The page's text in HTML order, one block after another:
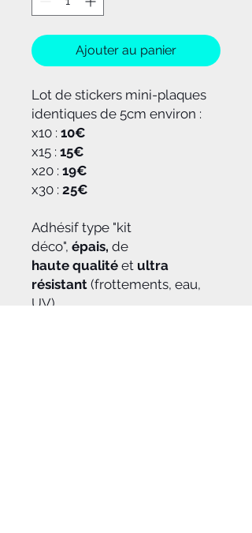
Ajouter au panier
Lot de stickers mini-plaques
identiques de 5cm environ :
x10 : 10€
x15 : 15€
x20 : 19€
x30 : 25€
Adhésif type "kit
déco", épais, de
haute qualité et ultra
résistant (frottements, eau,
UV)